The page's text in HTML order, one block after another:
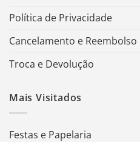
Política de Privacidade
Cancelamento e Reembolso
Troca e Devolução
Mais Visitados
Festas e Papelaria